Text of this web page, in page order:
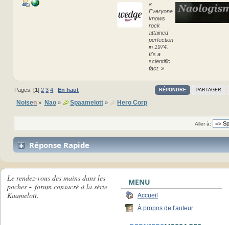
«
Everyone
knows
rock
attained
perfection
in 1974.
It's a
scientific
fact. »
RÉPONDRE PARTAGER
Pages: [1]2 3 4 En haut
Noisen » Nao» Spaamelott» Hero Corp
Aller à:
Réponse Rapide
Le rendez-vous des mains dans les
poches ~ forum consacré à la série
Kaamelott.
MENU
Accueil
À propos de l'auteur